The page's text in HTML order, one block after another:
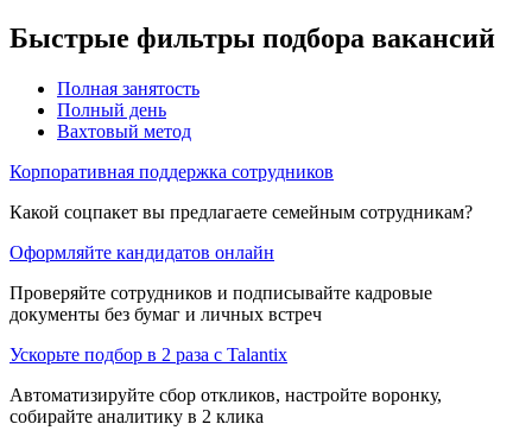
Быстрые фильтры подбора вакансий
Полная занятость
Полный день
Вахтовый метод
Корпоративная поддержка сотрудников
Какой соцпакет вы предлагаете семейным сотрудникам?
Оформляйте кандидатов онлайн
Проверяйте сотрудников и подписывайте кадровые
документы без бумаг и личных встреч
Ускорьте подбор в 2 раза с Talantix
Автоматизируйте сбор откликов, настройте воронку,
собирайте аналитику в 2 клика